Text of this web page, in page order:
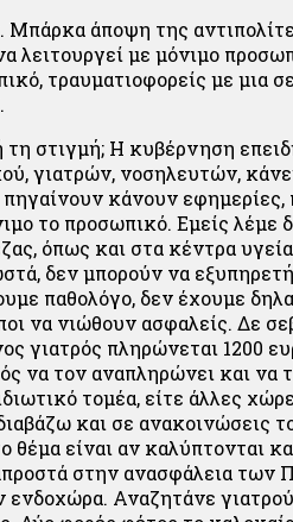
άποψη της
λειτουργεί με μόνιμο
τραυματιοφορείς με μια
τη στιγμή; Η κυβέρνηση
γιατρών, νοσηλευτών,
πηγαίνουν κάνουν
το προσωπικό. Εμείς
όπως και στα κέντρα
δεν μπορούν να
παθολόγο, δεν έχουμε
να νιώθουν ασφαλείς. Δε
γιατρός πληρώνεται 1200
να τον αναπληρώνει και να
τομέα, είτε άλλες
και σε ανακοινώσεις
θέμα είναι αν καλύπτονται
στην ανασφάλεια των
ενδοχώρα. Αναζητάνε